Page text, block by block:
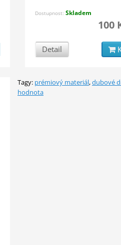
Dostupnost: Skladem
100
Detail
Tagy: prémiový materiál,dubové
hodnota